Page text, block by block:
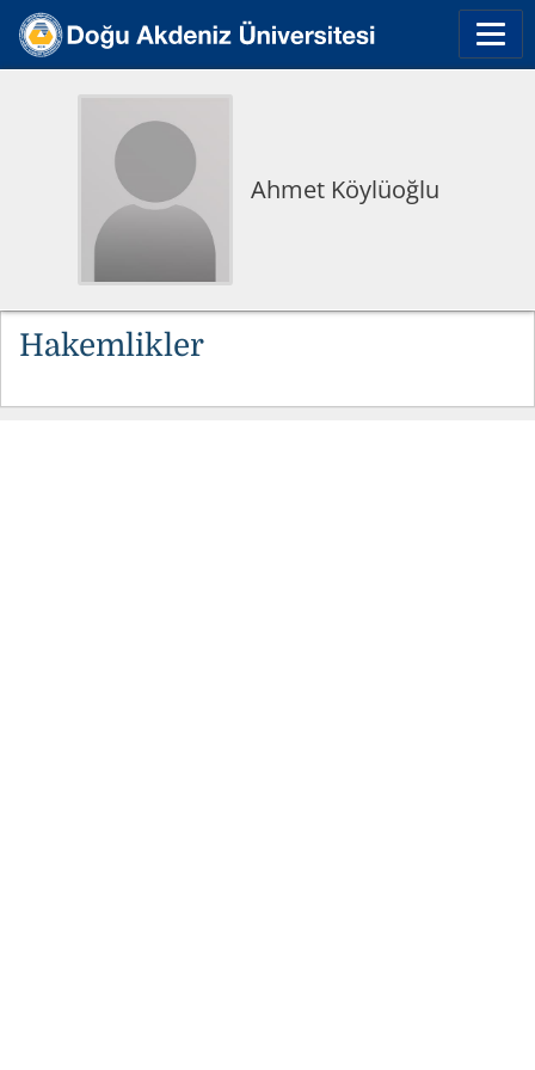
Ahmet Köylüoğlu
Hakemlikler